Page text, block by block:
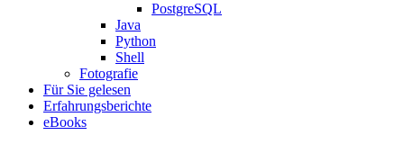
PostgreSQL
Java
Python
Shell
Fotografie
Für Sie gelesen
Erfahrungsberichte
eBooks